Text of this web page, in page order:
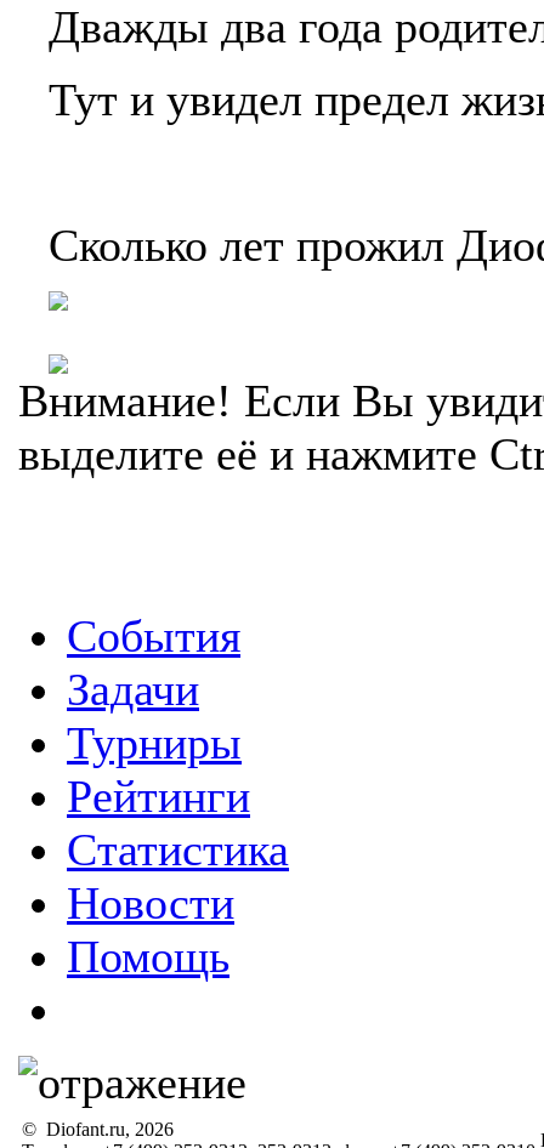
Дважды два года
Тут и увидел предел
Сколько лет прожил
Внимание! Если Вы
выделите её и нажмите
События
Задачи
Турниры
Рейтинги
Статистика
Новости
Помощь
© Diofant.ru, 2026